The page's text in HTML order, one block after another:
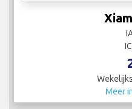
Meer